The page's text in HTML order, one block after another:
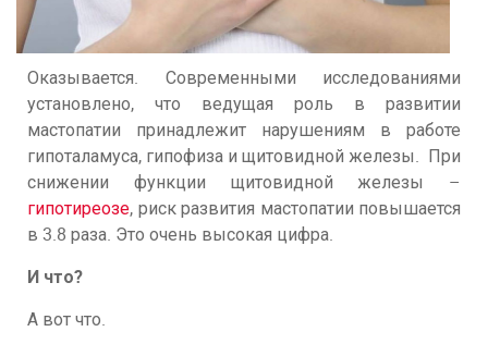
Оказывается. Современными исследованиями
установлено, что ведущая роль в развитии
мастопатии принадлежит нарушениям в работе
гипоталамуса, гипофиза и щитовидной железы. При
снижении функции щитовидной железы –
гипотиреозе, риск развития мастопатии повышается
в 3.8 раза. Это очень высокая цифра.
И что?
А вот что.